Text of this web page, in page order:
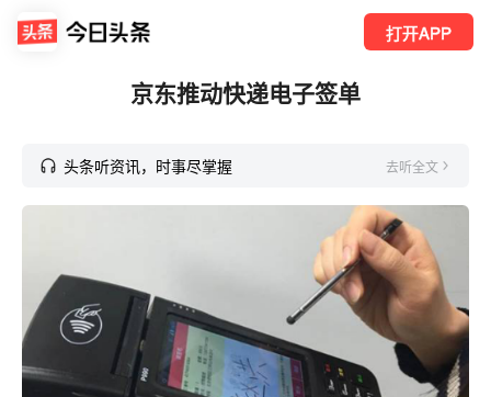
打开APP
京东推动快递电子签单
头条听资讯，时事尽掌握 去听全文